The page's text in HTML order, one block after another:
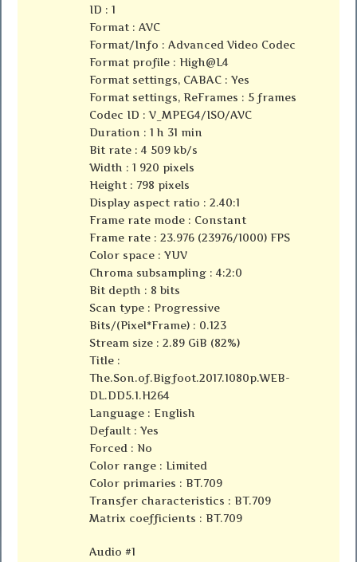
ID : 1
Format : AVC
Format/Info : Advanced Video Codec
Format profile : High@L4
Format settings, CABAC : Yes
Format settings, ReFrames : 5 frames
Codec ID : V_MPEG4/ISO/AVC
Duration : 1 h 31 min
Bit rate : 4 509 kb/s
Width : 1 920 pixels
Height : 798 pixels
Display aspect ratio : 2.40:1
Frame rate mode : Constant
Frame rate : 23.976 (23976/1000) FPS
Color space : YUV
Chroma subsampling : 4:2:0
Bit depth : 8 bits
Scan type : Progressive
Bits/(Pixel*Frame) : 0.123
Stream size : 2.89 GiB (82%)
Title :
The.Son.of.Bigfoot.2017.1080p.WEB-
DL.DD5.1.H264
Language : English
Default : Yes
Forced : No
Color range : Limited
Color primaries : BT.709
Transfer characteristics : BT.709
Matrix coefficients : BT.709
Audio #1